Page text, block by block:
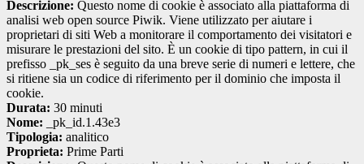
Descrizione: Questo nome di cookie è associato alla piattaforma di
analisi web open source Piwik. Viene utilizzato per aiutare i
proprietari di siti Web a monitorare il comportamento dei visitatori e
misurare le prestazioni del sito. È un cookie di tipo pattern, in cui il
prefisso _pk_ses è seguito da una breve serie di numeri e lettere, che
si ritiene sia un codice di riferimento per il dominio che imposta il
cookie.
Durata: 30 minuti
Nome: _pk_id.1.43e3
Tipologia: analitico
Proprieta: Prime Parti